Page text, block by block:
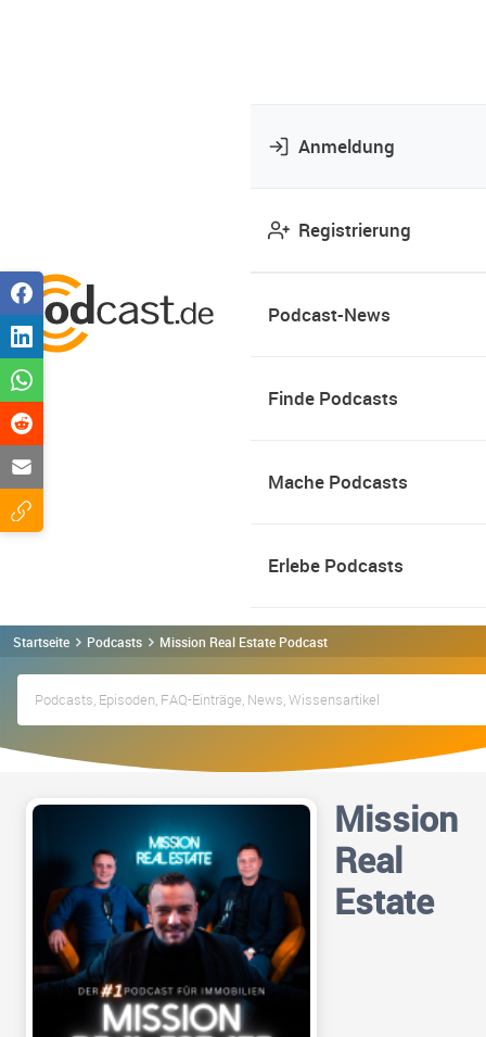
Anmeldung
Registrierung
Podcast-News
Finde Podcasts
Mache Podcasts
Erlebe Podcasts
Startseite Podcasts Mission Real Estate Podcast
Mission
Real
Estate